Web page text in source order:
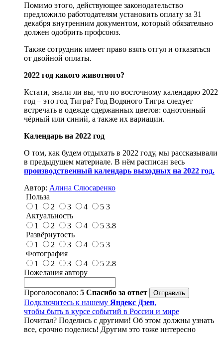
Помимо этого, действующее законодательство
предложило работодателям установить оплату за 31
декабря внутренним документом, который обязательно
должен одобрить профсоюз.
Также сотрудник имеет право взять отгул и отказаться
от двойной оплаты.
2022 год какого животного?
Кстати, знали ли вы, что по восточному календарю 2022
год – это год Тигра? Год Водяного Тигра следует
встречать в одежде сдержанных цветов: однотонный
чёрный или синий, а также их вариации.
Календарь на 2022 год
О том, как будем отдыхать в 2022 году, мы рассказывали
в предыдущем материале. В нём расписан весь
производственный календарь выходных на 2022 год.
Автор: Алина Слюсаренко
Польза
1
2 3 4 5 3
Актуальность
1
2 3 4 5 3.8
Развёрнутость
1
2 3 4 5 3
Фотография
1
2 3 4 5 2.8
Пожелания автору
Проголосовало: 5 Спасибо за ответ
Подключитесь к нашему Яндекс Дзен,
чтобы быть в курсе событий в России и мире
Почитал? Поделись с другими! Об этом должны узнать
все, срочно поделись! Другим это тоже интересно